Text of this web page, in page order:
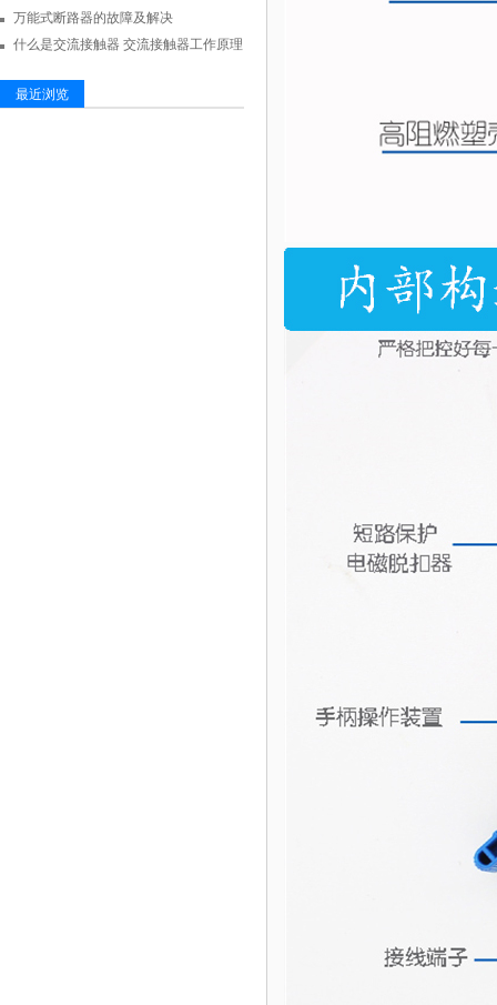
万能式断路器的故障及解决
什么是交流接触器 交流接触器工作原理
最近浏览